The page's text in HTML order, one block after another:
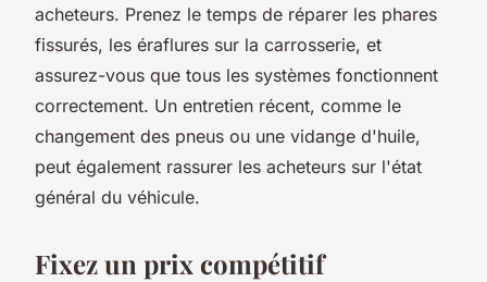
acheteurs. Prenez le temps de réparer les phares
fissurés, les éraflures sur la carrosserie, et
assurez-vous que tous les systèmes fonctionnent
correctement. Un entretien récent, comme le
changement des pneus ou une vidange d'huile,
peut également rassurer les acheteurs sur l'état
général du véhicule.
Fixez un prix compétitif